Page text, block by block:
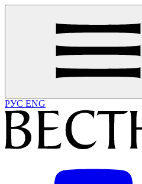
РУС ENG